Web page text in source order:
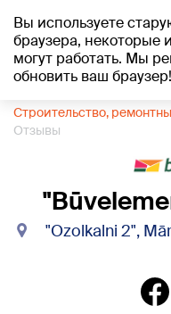
Вы используете
браузера, некоторые
могут работать. Мы
обновить ваш браузер!
+17°C
Строительство,
Отзывы
"Ozolkalni 2",